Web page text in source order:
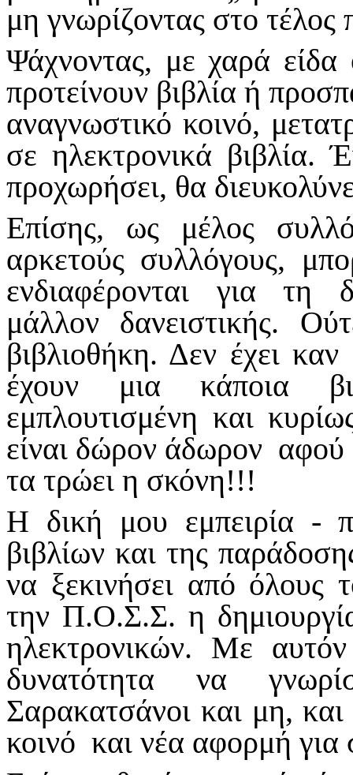
μη γνωρίζοντας στο
Ψάχνοντας, με χαρά
προτείνουν βιβλία ή
αναγνωστικό κοινό,
σε ηλεκτρονικά βιβλία.
προχωρήσει, θα
Επίσης, ως μέλος
αρκετούς συλλόγους,
ενδιαφέρονται για τη
μάλλον δανειστικής.
βιβλιοθήκη. Δεν έχει
έχουν μια κάποια
εμπλουτισμένη και
είναι δώρον άδωρον αφού
τα τρώει η σκόνη!!!
Η δική μου εμπειρία -
βιβλίων και της
να ξεκινήσει από όλους
την Π.Ο.Σ.Σ. η
ηλεκτρονικών. Με
δυνατότητα να
Σαρακατσάνοι και μη,
κοινό και νέα αφορμή